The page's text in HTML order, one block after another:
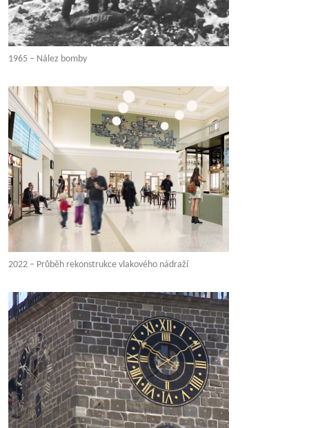
1965 – Nález bomby
2022 – Průběh rekonstrukce vlakového nádraží